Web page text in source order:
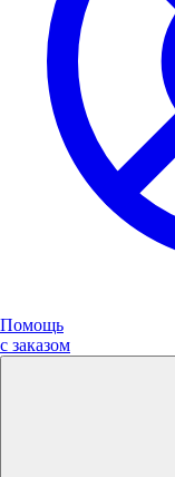
Помощь
с заказом